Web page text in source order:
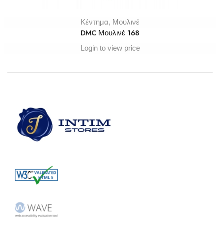
Κέντημα, Μουλινέ
DMC Μουλινέ 168
Login to view price